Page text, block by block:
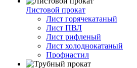
Листовой прокат
Лист горячекатаный
Лист ПВЛ
Лист рифленый
Лист холоднокатаный
Профнастил